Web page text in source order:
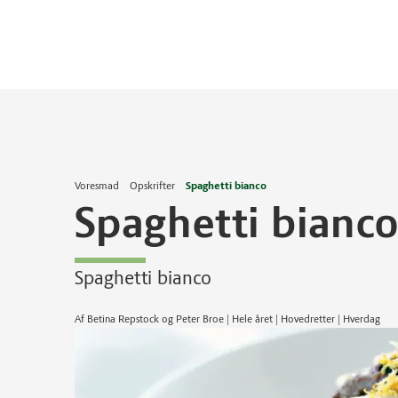
Voresmad Opskrifter Spaghetti bianco
Spaghetti bianco
Spaghetti bianco
Af Betina Repstock og Peter Broe | Hele året | Hovedretter | Hverdag